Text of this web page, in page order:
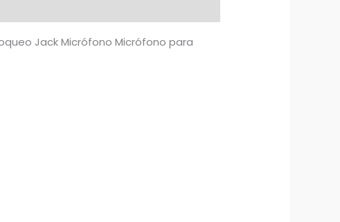
Jack Micrófono Micrófono para